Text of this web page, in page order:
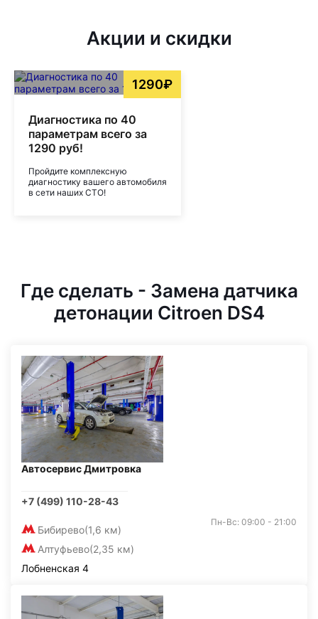
Акции и скидки
1290₽
Диагностика по 40
параметрам всего за
1290 руб!
Пройдите комплексную
диагностику вашего автомобиля
в сети наших СТО!
Где сделать - Замена датчика
детонации Citroen DS4
Автосервис Дмитровка
+7 (499) 110-28-43
Бибирево(1,6 км)
Алтуфьево(2,35 км)
Пн-Вс: 09:00 - 21:00
Лобненская 4